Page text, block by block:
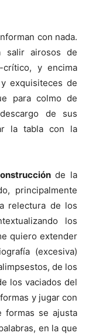
con nada.
salir airosos de
crítico, y encima
exquisiteces de
para colmo de
de sus
la tabla con la
de la
principalmente
relectura de los
los
quiero extender
(excesiva)
de los
los vaciados del
y jugar con
formas se ajusta
en la que